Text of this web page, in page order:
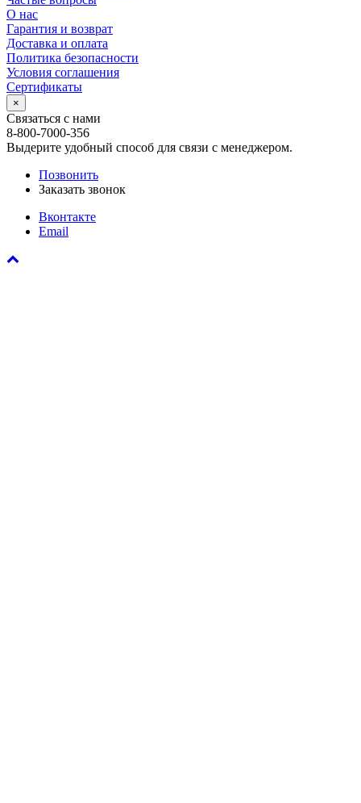
О нас
Гарантия и возврат
Доставка и оплата
Политика безопасности
Условия соглашения
Сертификаты
×
Связаться с нами
8-800-7000-356
Выдерите удобный способ для связи с менеджером.
Позвонить
Заказать звонок
Вконтакте
Email